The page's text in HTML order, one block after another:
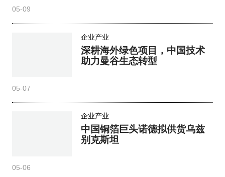
05-09
企业产业
深耕海外绿色项目，中国技术
助力曼谷生态转型
05-07
企业产业
中国铜箔巨头诺德拟供货乌兹
别克斯坦
05-06